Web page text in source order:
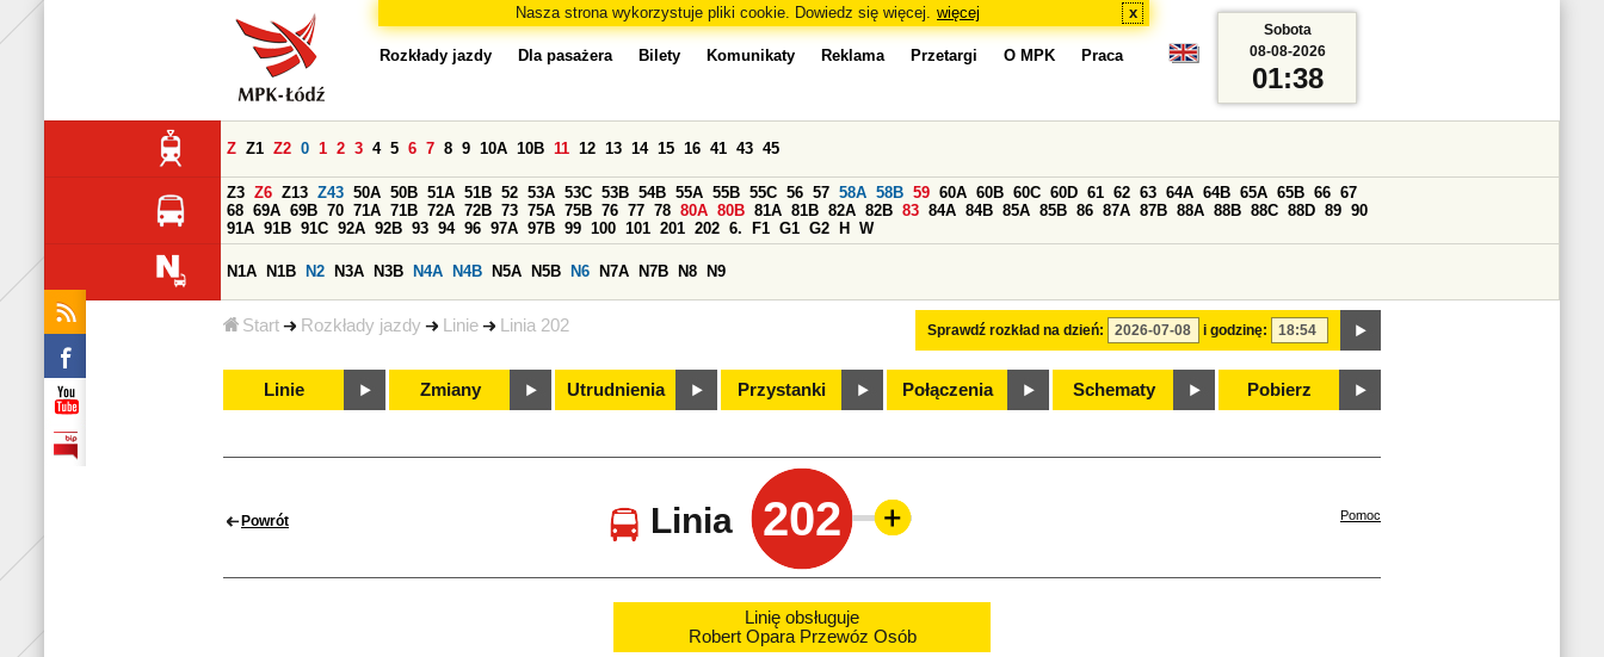
Nasza strona wykorzystuje pliki cookie. Dowiedz się więcej. więcej x
Start Rozkłady jazdy Linie Linia 202
Rozkłady jazdy Dla pasażera Bilety Komunikaty Reklama Przetargi O MPK Praca
Sprawdź rozkład na dzień: i godzinę:
Z Z1 Z2 0 1 2 3 4 5 6 7 8 9 10A 10B 11 12 13 14 15 16 41 43 45
Z3 Z6 Z13 Z43 50A 50B 51A 51B 52 53A 53C 53B 54B 55A 55B 55C 56 57 58A 58B 59 60A 60B 60C 60D 61 62 63 64A 64B 65A 65B 66 67
68 69A 69B 70 71A 71B 72A 72B 73 75A 75B 76 77 78 80A 80B 81A 81B 82A 82B 83 84A 84B 85A 85B 86 87A 87B 88A 88B 88C 88D 89 90
91A 91B 91C 92A 92B 93 94 96 97A 97B 99 100 101 201 202 6. F1 G1 G2 H W
N1A N1B N2 N3A N3B N4A N4B N5A N5B N6 N7A N7B N8 N9
Linie Zmiany Utrudnienia Przystanki Połączenia Schematy Pobierz
Sobota
08-08-2026
01:38
Powrót Linia 202 Pomoc
Linię obsługuje
Robert Opara Przewóz Osób